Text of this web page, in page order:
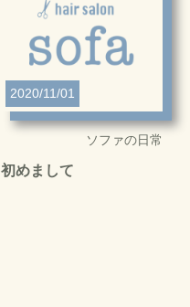
2020/11/01
ソファの日常
初めまして